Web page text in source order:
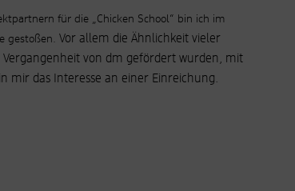
für die „Chicken School“ bin ich im
gestoßen. Vor allem die Ähnlichkeit vieler
Vergangenheit von dm gefördert wurden, mit
mir das Interesse an einer Einreichung.